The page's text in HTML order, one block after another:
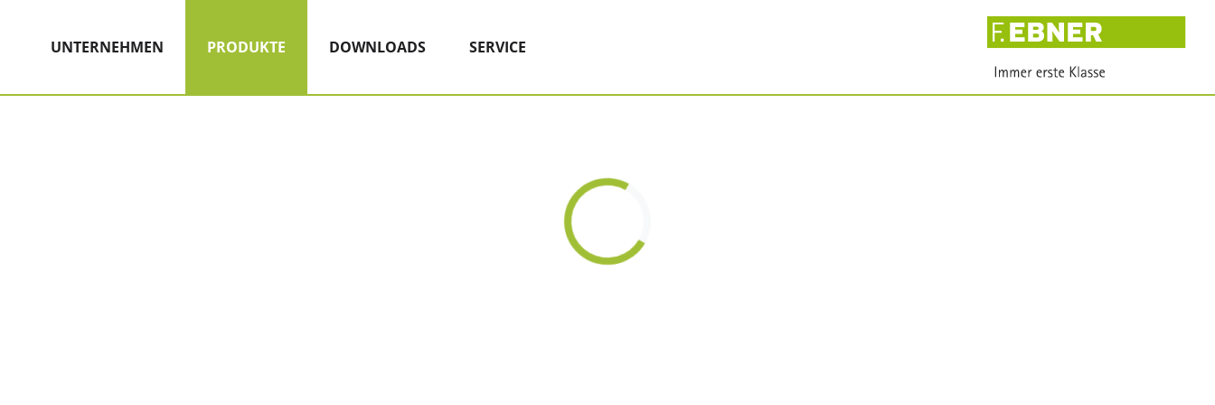
UNTERNEHMEN
PRODUKTE (AKTIV)DOWNLOADS SERVICE
Loading...